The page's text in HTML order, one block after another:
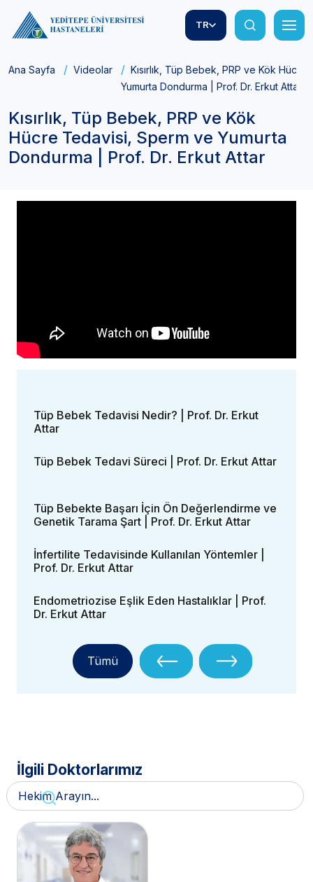
TR
Ana Sayfa Videolar
Kısırlık, Tüp Bebek, PRP ve Kök
Yumurta Dondurma | Prof. Dr. Erkut Attar
Kısırlık, Tüp Bebek, PRP ve Kök
Hücre Tedavisi, Sperm ve Yumurta
Dondurma | Prof. Dr. Erkut Attar
Tüp Bebek Tedavisi Nedir? | Prof. Dr. Erkut
Attar
Tüp Bebek Tedavi Süreci | Prof. Dr. Erkut Attar
Tüp Bebekte Başarı İçin Ön Değerlendirme ve
Genetik Tarama Şart | Prof. Dr. Erkut Attar
İnfertilite Tedavisinde Kullanılan Yöntemler |
Prof. Dr. Erkut Attar
Endometriozise Eşlik Eden Hastalıklar | Prof.
Dr. Erkut Attar
Tümü
İlgili Doktorlarımız